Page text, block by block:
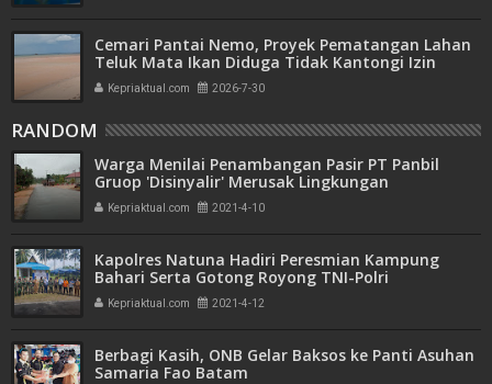
Cemari Pantai Nemo, Proyek Pematangan Lahan
Teluk Mata Ikan Diduga Tidak Kantongi Izin
Amdal
Kepriaktual.com 2026-7-30
RANDOM
Warga Menilai Penambangan Pasir PT Panbil
Gruop 'Disinyalir' Merusak Lingkungan
Kepriaktual.com 2021-4-10
Kapolres Natuna Hadiri Peresmian Kampung
Bahari Serta Gotong Royong TNI-Polri
Kepriaktual.com 2021-4-12
Berbagi Kasih, ONB Gelar Baksos ke Panti Asuhan
Samaria Fao Batam